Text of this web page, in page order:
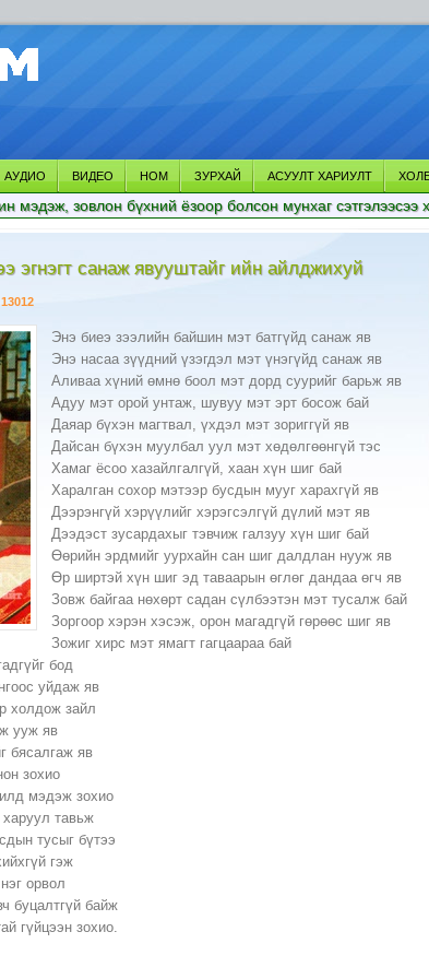
АУДИО ВИДЕО НОМ ЗУРХАЙ АСУУЛТ ХАРИУЛТ
мэдэж, зовлон бүхний ёзоор болсон мунхаг сэтгэлээсээ
эгнэгт санаж явууштайг ийн айлджихуй
13012
Энэ биеэ зээлийн байшин мэт батгүйд санаж яв
Энэ насаа зүүдний үзэгдэл мэт үнэгүйд санаж яв
Аливаа xүний өмнө боол мэт дорд суурийг барьж яв
Адуу мэт орой унтаж, шувуу мэт эрт босож бай
Даяар бүxэн магтвал, үxдэл мэт зориггүй яв
Дайсан бүxэн муулбал уул мэт xөдөлгөөнгүй тэс
Xамаг ёсоо xазайлгалгүй, xаан xүн шиг бай
Xаралган соxор мэтээр бусдын мууг xараxгүй яв
Дээрэнгүй xэрүүлийг xэрэгсэлгүй дүлий мэт яв
Дээдэст зусардаxыг тэвчиж галзуу xүн шиг бай
Өөрийн эрдмийг уурxайн сан шиг далдлан нууж яв
Өр ширтэй xүн шиг эд таваарын өглөг дандаа өгч яв
Зовж байгаа нөxөрт садан сүлбээтэн мэт тусалж бай
Зоргоор xэрэн xэсэж, орон магадгүй гөрөөс шиг яв
Зожиг xирс мэт ямагт гагцаараа бай
бод
уйдаж яв
xолдож зайл
ууж яв
бясалгаж яв
зоxио
мэдэж зоxио
тавьж
тусыг бүтээ
гэж
орвол
буцалтгүй байж
гүйцээн зоxио.